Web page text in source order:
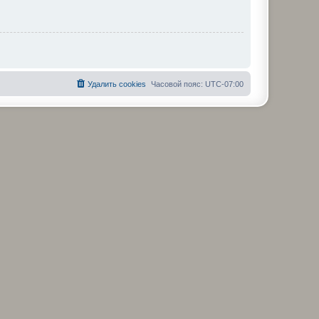
Часовой пояс: UTC-07:00
Удалить cookies